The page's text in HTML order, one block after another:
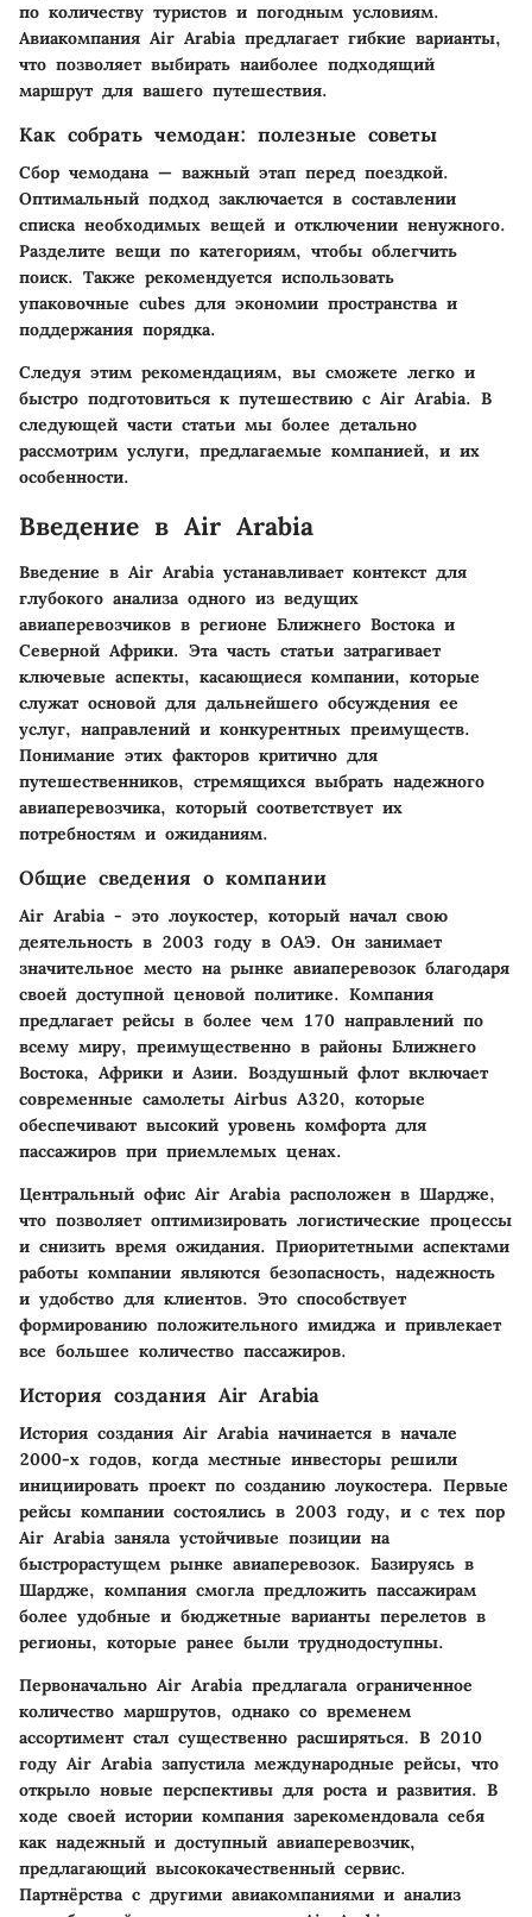
по количеству туристов и погодным условиям.
Авиакомпания Air Arabia предлагает гибкие варианты,
что позволяет выбирать наиболее подходящий
маршрут для вашего путешествия.
Как собрать чемодан: полезные советы
Сбор чемодана — важный этап перед поездкой.
Оптимальный подход заключается в составлении
списка необходимых вещей и отключении ненужного.
Разделите вещи по категориям, чтобы облегчить
поиск. Также рекомендуется использовать
упаковочные cubes для экономии пространства и
поддержания порядка.
Следуя этим рекомендациям, вы сможете легко и
быстро подготовиться к путешествию с Air Arabia. В
следующей части статьи мы более детально
рассмотрим услуги, предлагаемые компанией, и их
особенности.
Введение в Air Arabia
Введение в Air Arabia устанавливает контекст для
глубокого анализа одного из ведущих
авиаперевозчиков в регионе Ближнего Востока и
Северной Африки. Эта часть статьи затрагивает
ключевые аспекты, касающиеся компании, которые
служат основой для дальнейшего обсуждения ее
услуг, направлений и конкурентных преимуществ.
Понимание этих факторов критично для
путешественников, стремящихся выбрать надежного
авиаперевозчика, который соответствует их
потребностям и ожиданиям.
Общие сведения о компании
Air Arabia - это лоукостер, который начал свою
деятельность в 2003 году в ОАЭ. Он занимает
значительное место на рынке авиаперевозок благодаря
своей доступной ценовой политике. Компания
предлагает рейсы в более чем 170 направлений по
всему миру, преимущественно в районы Ближнего
Востока, Африки и Азии. Воздушный флот включает
современные самолеты Airbus A320, которые
обеспечивают высокий уровень комфорта для
пассажиров при приемлемых ценах.
Центральный офис Air Arabia расположен в Шардже,
что позволяет оптимизировать логистические процессы
и снизить время ожидания. Приоритетными аспектами
работы компании являются безопасность, надежность
и удобство для клиентов. Это способствует
формированию положительного имиджа и привлекает
все большее количество пассажиров.
История создания Air Arabia
История создания Air Arabia начинается в начале
2000-х годов, когда местные инвесторы решили
инициировать проект по созданию лоукостера. Первые
рейсы компании состоялись в 2003 году, и с тех пор
Air Arabia заняла устойчивые позиции на
быстрорастущем рынке авиаперевозок. Базируясь в
Шардже, компания смогла предложить пассажирам
более удобные и бюджетные варианты перелетов в
регионы, которые ранее были труднодоступны.
Первоначально Air Arabia предлагала ограниченное
количество маршрутов, однако со временем
ассортимент стал существенно расширяться. В 2010
году Air Arabia запустила международные рейсы, что
открыло новые перспективы для роста и развития. В
ходе своей истории компания зарекомендовала себя
как надежный и доступный авиаперевозчик,
предлагающий высококачественный сервис.
Партнёрства с другими авиакомпаниями и анализ